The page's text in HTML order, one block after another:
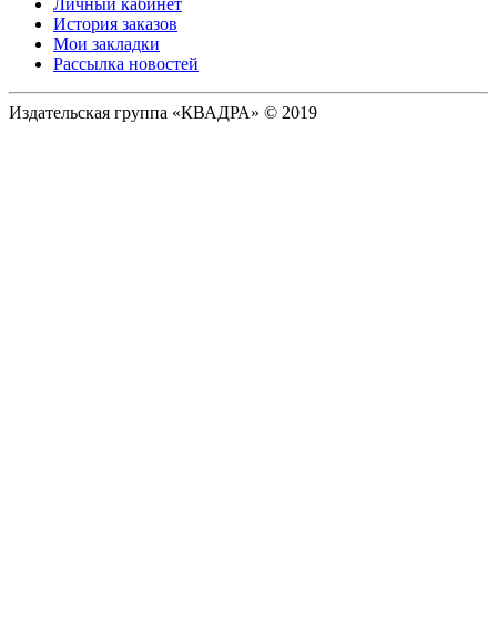
Личный кабинет
История заказов
Мои закладки
Рассылка новостей
Издательская группа «КВАДРА» © 2019